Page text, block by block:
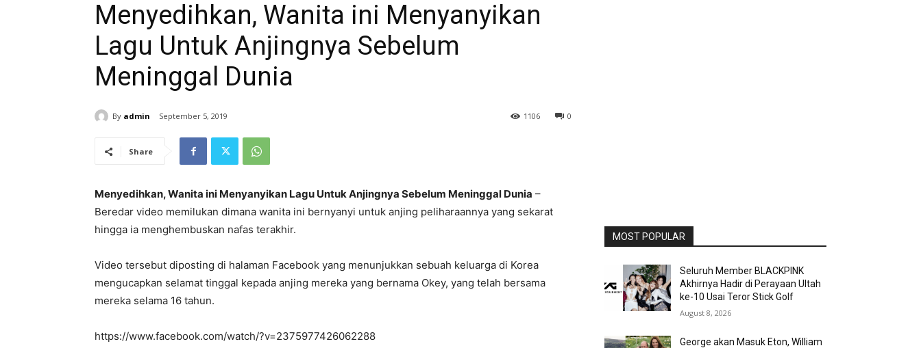
Menyedihkan, Wanita ini Menyanyikan
Lagu Untuk Anjingnya Sebelum
Meninggal Dunia
By admin September 5, 2019 0
1106
Share
Menyedihkan, Wanita ini Menyanyikan Lagu Untuk Anjingnya Sebelum Meninggal Dunia –
Beredar video memilukan dimana wanita ini bernyanyi untuk anjing peliharaannya yang sekarat
hingga ia menghembuskan nafas terakhir.
Video tersebut diposting di halaman Facebook yang menunjukkan sebuah keluarga di Korea
mengucapkan selamat tinggal kepada anjing mereka yang bernama Okey, yang telah bersama
mereka selama 16 tahun.
https://www.facebook.com/watch/?v=2375977426062288
MOST POPULAR
Seluruh Member BLACKPINK
Akhirnya Hadir di Perayaan Ultah
ke-10 Usai Teror Stick Golf
August 8, 2026
George akan Masuk Eton, William